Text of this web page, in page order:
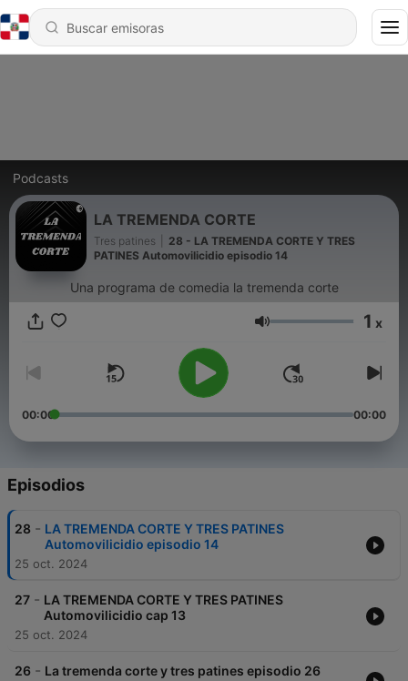
Podcasts
LA TREMENDA CORTE
Tres patines
28 - LA TREMENDA CORTE Y TRES
PATINES Automovilicidio episodio 14
Una programa de comedia la tremenda corte
Volumen 1 x
00:00 00:00
Episodios
28 - LA TREMENDA CORTE Y TRES PATINES
Automovilicidio episodio 14
25 oct. 2024
27 - LA TREMENDA CORTE Y TRES PATINES
Automovilicidio cap 13
25 oct. 2024
26 - La tremenda corte y tres patines episodio 26